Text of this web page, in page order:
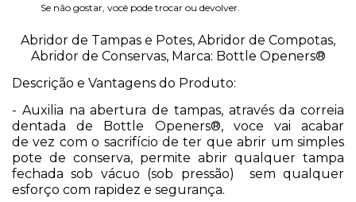
Se não gostar, você pode trocar ou devolver.
Abridor de Tampas e Potes, Abridor de Compotas,
Abridor de Conservas, Marca: Bottle Openers®
Descrição e Vantagens do Produto:
- Auxilia na abertura de tampas, através da correia
dentada de
Bottle Openers®, voce vai acabar
de vez com o sacrifício de ter que abrir um simples
pote de conserva, permite abrir qualquer tampa
fechada sob vácuo (sob pressão) sem qualquer
esforço com rapidez e segurança.